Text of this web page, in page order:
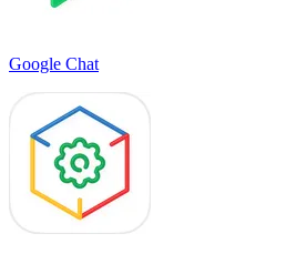
Google Chat